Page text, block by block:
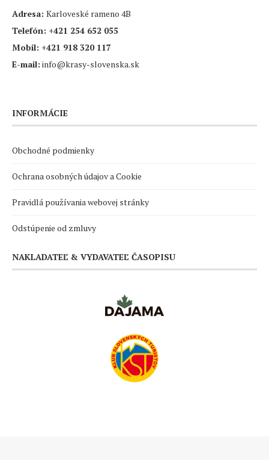
Adresa: Karloveské rameno 4B
Telefón: +421 254 652 055
Mobil: +421 918 320 117
E-mail: info@krasy-slovenska.sk
INFORMÁCIE
Obchodné podmienky
Ochrana osobných údajov a Cookie
Pravidlá používania webovej stránky
Odstúpenie od zmluvy
NAKLADATEĽ & VYDAVATEĽ ČASOPISU